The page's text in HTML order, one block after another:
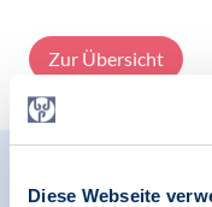
Diese Webseite
Zur Übersicht
Relevante